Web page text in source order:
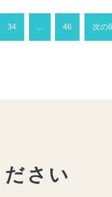
34 ... 46 次の
さい